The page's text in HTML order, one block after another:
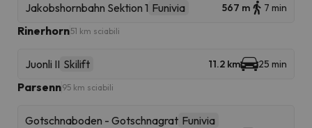
Jakobshornbahn Sektion 1 Funivia 567 m 7 min
Rinerhorn51 km sciabili
Juonli II Skilift 11.2 km 25 min
Parsenn95 km sciabili
Gotschnaboden - Gotschnagrat Funivia